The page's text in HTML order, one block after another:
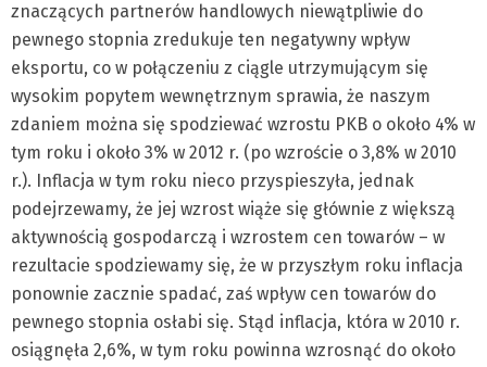
znaczących partnerów handlowych niewątpliwie do
pewnego stopnia zredukuje ten negatywny wpływ
eksportu, co w połączeniu z ciągle utrzymującym się
wysokim popytem wewnętrznym sprawia, że naszym
zdaniem można się spodziewać wzrostu PKB o około 4% w
tym roku i około 3% w 2012 r. (po wzroście o 3,8% w 2010
r.). Inflacja w tym roku nieco przyspieszyła, jednak
podejrzewamy, że jej wzrost wiąże się głównie z większą
aktywnością gospodarczą i wzrostem cen towarów – w
rezultacie spodziewamy się, że w przyszłym roku inflacja
ponownie zacznie spadać, zaś wpływ cen towarów do
pewnego stopnia osłabi się. Stąd inflacja, która w 2010 r.
osiągnęła 2,6%, w tym roku powinna wzrosnąć do około